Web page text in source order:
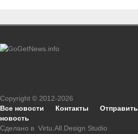
Copyright © 2012-2026
Все новости
Контакты
Отправить
новость
Сделано в Virtu.All.Design Studio